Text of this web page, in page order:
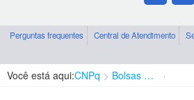
Perguntas frequentes Central de Atendimento
Você está aqui:CNPq Bolsas e Auxílios Vigentes